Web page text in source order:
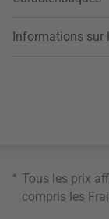
Informations sur
* Tous les prix
compris les